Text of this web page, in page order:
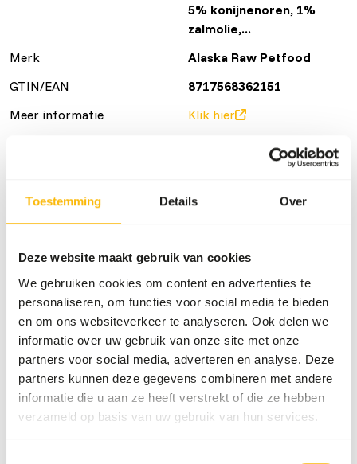
Toestemming Details Over
Deze website maakt gebruik van cookies
We gebruiken cookies om content en advertenties te
personaliseren, om functies voor social media te bieden
en om ons websiteverkeer te analyseren. Ook delen we
informatie over uw gebruik van onze site met onze
partners voor social media, adverteren en analyse. Deze
partners kunnen deze gegevens combineren met andere
informatie die u aan ze heeft verstrekt of die ze hebben
verzameld op basis van uw gebruik van hun services.
Over dit product
Alaska Dog Complete Red is een complete rauwe
hondenvoeding met zorgvuldig geselecteerde ingrediënten.
Deze variant bevat verschillende soorten rood vlees en
5% konijnenoren, 1%
zalmolie,...
Merk
Alaska Raw Petfood
GTIN/EAN
8717568362151
Meer informatie
Klik hier
Let op: Variatie met eiwitbronnen is noodzakelijk. Voor
voeradvies, ziewww.alaska-petfood.nl
acht, ziewww.feed-raw-right.eu.